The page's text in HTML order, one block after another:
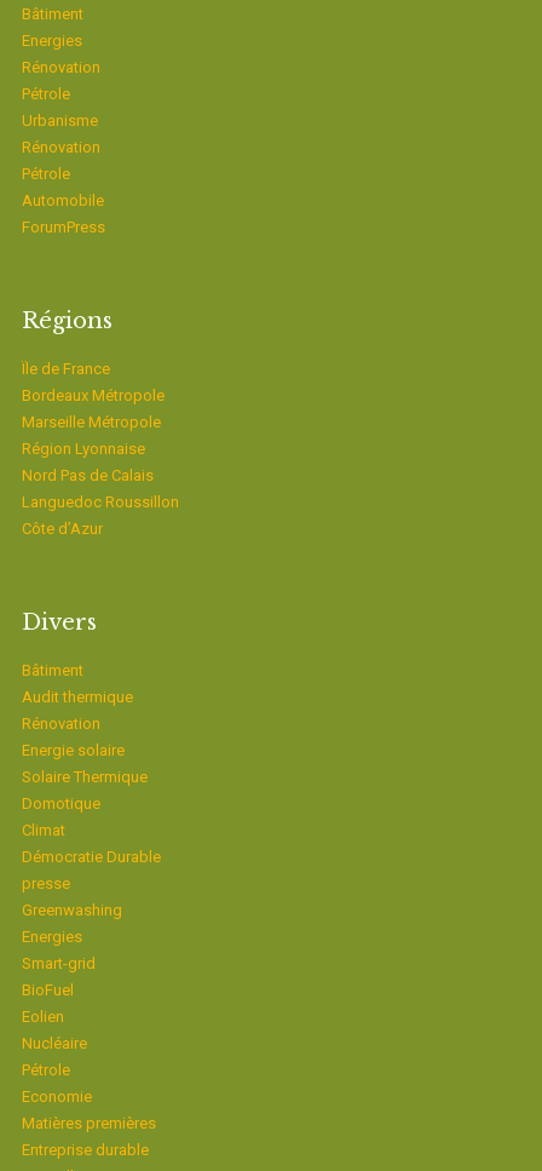
Bâtiment
Energies
Rénovation
Pétrole
Urbanisme
Rénovation
Pétrole
Automobile
ForumPress
Régions
Ïle de France
Bordeaux Métropole
Marseille Métropole
Région Lyonnaise
Nord Pas de Calais
Languedoc Roussillon
Côte d’Azur
Divers
Bâtiment
Audit thermique
Rénovation
Energie solaire
Solaire Thermique
Domotique
Climat
Démocratie Durable
presse
Greenwashing
Energies
Smart-grid
BioFuel
Eolien
Nucléaire
Pétrole
Economie
Matières premières
Entreprise durable